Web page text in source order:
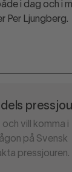
i dag och i
Per Ljungberg.
vill komma i
på Svensk
pressjouren.